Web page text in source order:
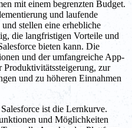
mit einem begrenzten Budget.
und laufende
stellen eine erhebliche
die langfristigen Vorteile und
bieten kann. Die
und der umfangreiche App-
zur
und zu höheren Einnahmen
ist die Lernkurve.
und Möglichkeiten